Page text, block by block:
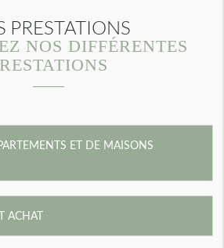
PRESTATIONS
NOS DIFFÉRENTES
ET DE MAISONS
ACHAT